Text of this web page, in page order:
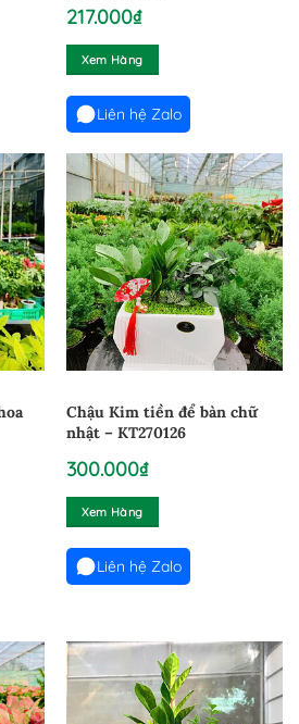
5trên 5
dựa trên
1
đánh giá
217.000₫
Xem Hàng
Liên hệ Zalo
Chậu Kim tiền để bàn chữ
nhật – KT270126
300.000₫
Xem Hàng
Liên hệ Zalo